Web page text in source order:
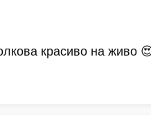
красиво на живо